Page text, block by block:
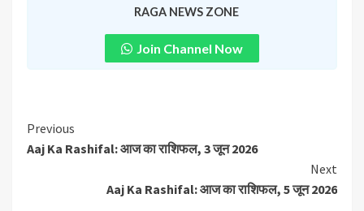
RAGA NEWS ZONE
Join Channel Now
Previous
Aaj Ka Rashifal: आज का राशिफल, 3 जून 2026
Next
Aaj Ka Rashifal: आज का राशिफल, 5 जून 2026